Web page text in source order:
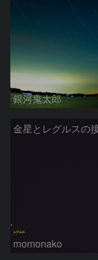
銀河鬼太郎
momonako